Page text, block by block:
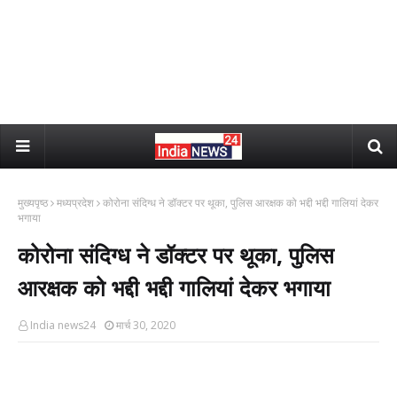
मुख्यपृष्ठ मध्यप्रदेश कोरोना संदिग्ध ने डॉक्टर पर थूका, पुलिस आरक्षक को भद्दी भद्दी गालियां देकर
भगाया
कोरोना संदिग्ध ने डॉक्टर पर थूका, पुलिस
आरक्षक को भद्दी भद्दी गालियां देकर भगाया
India news24 मार्च 30, 2020